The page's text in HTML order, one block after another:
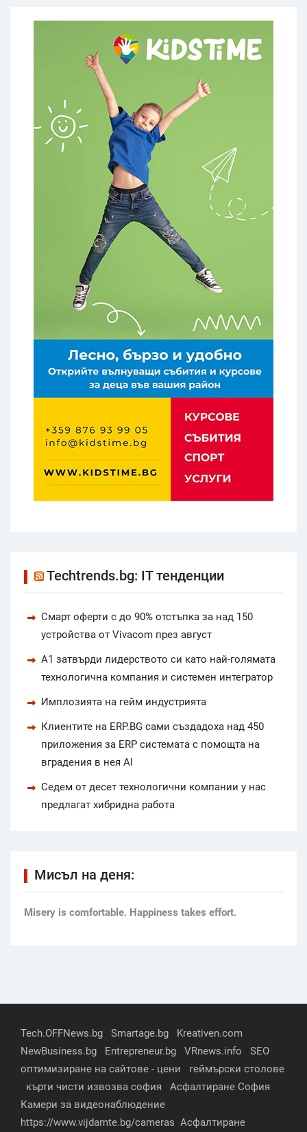
Techtrends.bg: IT тенденции
Смарт оферти с до 90% отстъпка за над 150
устройства от Vivacom през август
А1 затвърди лидерството си като най-голямата
технологична компания и системен интегратор
Имплозията на гейм индустрията
Клиентите на ERP.BG сами създадоха над 450
приложения за ERP системата с помощта на
вградения в нея AI
Седем от десет технологични компании у нас
предлагат хибридна работа
Мисъл на деня:
Мisery is comfortable. Happiness takes effort.
Tech.OFFNews.bg Smartage.bg
Kreativen.com
NewBusiness.bg
Entrepreneur.bg VRnews.info
SEO
оптимизиране на сайтове - цени
геймърски столове
кърти чисти извозва софия
Асфалтиране София
Камери за видеонаблюдение
https://www.vijdamte.bg/cameras Асфалтиране